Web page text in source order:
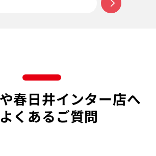
春日井インター店へ
くあるご質問